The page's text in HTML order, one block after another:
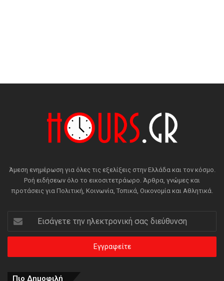
Άμεση ενημέρωση για όλες τις εξελίξεις στην Ελλάδα και τον κόσμο.
Ροή ειδήσεων όλο το εικοσιτετράωρο. Άρθρα, γνώμες και
προτάσεις για Πολιτική, Κοινωνία, Τοπικά, Οικονομία και Αθλητικά.
Εισάγετε
την
ηλεκτρονική
διεύθυνση
Πιο Δημοφιλή